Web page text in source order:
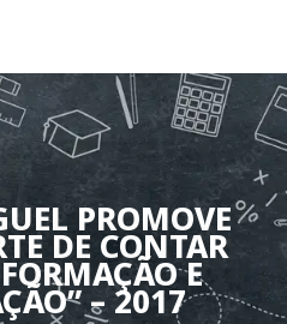
PROMOVE
DE CONTAR
E
– 2017